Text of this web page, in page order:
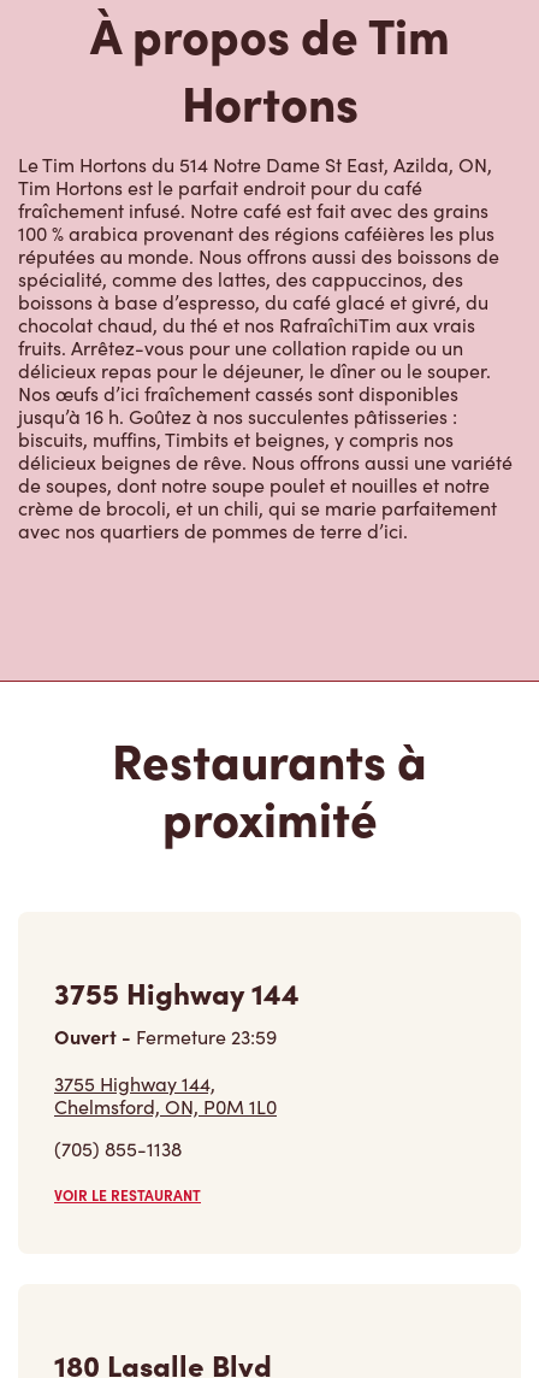
À propos de Tim
Hortons
Le Tim Hortons du 514 Notre Dame St East, Azilda, ON,
Tim Hortons est le parfait endroit pour du café
fraîchement infusé. Notre café est fait avec des grains
100 % arabica provenant des régions caféières les plus
réputées au monde. Nous offrons aussi des boissons de
spécialité, comme des lattes, des cappuccinos, des
boissons à base d’espresso, du café glacé et givré, du
chocolat chaud, du thé et nos RafraîchiTim aux vrais
fruits. Arrêtez-vous pour une collation rapide ou un
délicieux repas pour le déjeuner, le dîner ou le souper.
Nos œufs d’ici fraîchement cassés sont disponibles
jusqu’à 16 h. Goûtez à nos succulentes pâtisseries :
biscuits, muffins, Timbits et beignes, y compris nos
délicieux beignes de rêve. Nous offrons aussi une variété
de soupes, dont notre soupe poulet et nouilles et notre
crème de brocoli, et un chili, qui se marie parfaitement
avec nos quartiers de pommes de terre d’ici.
Restaurants à
proximité
3755 Highway 144
Ouvert - Fermeture23:59
3755 Highway 144,
Chelmsford, ON, P0M 1L0
(705) 855-1138
VOIR LE RESTAURANT
180 Lasalle Blvd